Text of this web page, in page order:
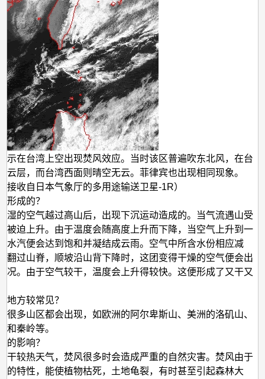
示在台湾上空出现焚风效应。当时该区普遍吹东北风，在台
云层，而台湾西面则晴空无云。菲律宾也出现相同现象。
接收自日本气象厅的多用途输送卫星-1R）
形成的？
湿的空气越过高山后，出现下沉运动造成的。当气流遇山受
被迫上升。由于温度会随高度上升而下降，当空气上升到一
水汽便会达到饱和并凝结成云雨。空气中所含水份相应减
翻过山脊，顺坡沿山背下降时，这团变得干燥的空气便会出
况。由于空气较干，温度会上升得较快。这便形成了又干又
地方较常见？
很多山区都会出现，如欧洲的阿尔卑斯山、美洲的洛矶山、
和秦岭等。
的影响？
干较热天气，焚风很多时会造成严重的自然灾害。焚风由于
的特性，能使植物枯死，土地龟裂，有时甚至引起森林大